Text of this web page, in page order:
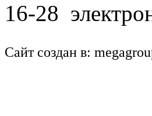
16-28
Сайт создан в: